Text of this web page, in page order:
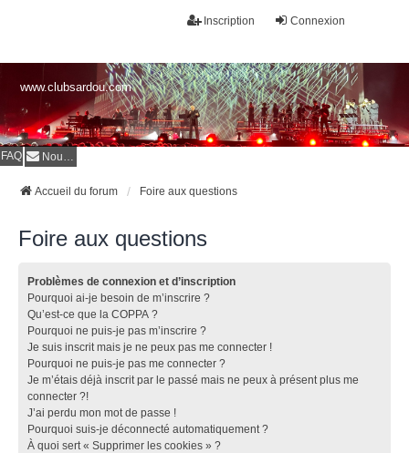
Connexion
Inscription
www.clubsardou.com
FAQ Nous contacter
Accueil du forum Foire aux questions
Foire aux questions
Problèmes de connexion et d’inscription
Pourquoi ai-je besoin de m’inscrire ?
Qu’est-ce que la COPPA ?
Pourquoi ne puis-je pas m’inscrire ?
Je suis inscrit mais je ne peux pas me connecter !
Pourquoi ne puis-je pas me connecter ?
Je m’étais déjà inscrit par le passé mais ne peux à présent plus me
connecter ?!
J’ai perdu mon mot de passe !
Pourquoi suis-je déconnecté automatiquement ?
À quoi sert « Supprimer les cookies » ?